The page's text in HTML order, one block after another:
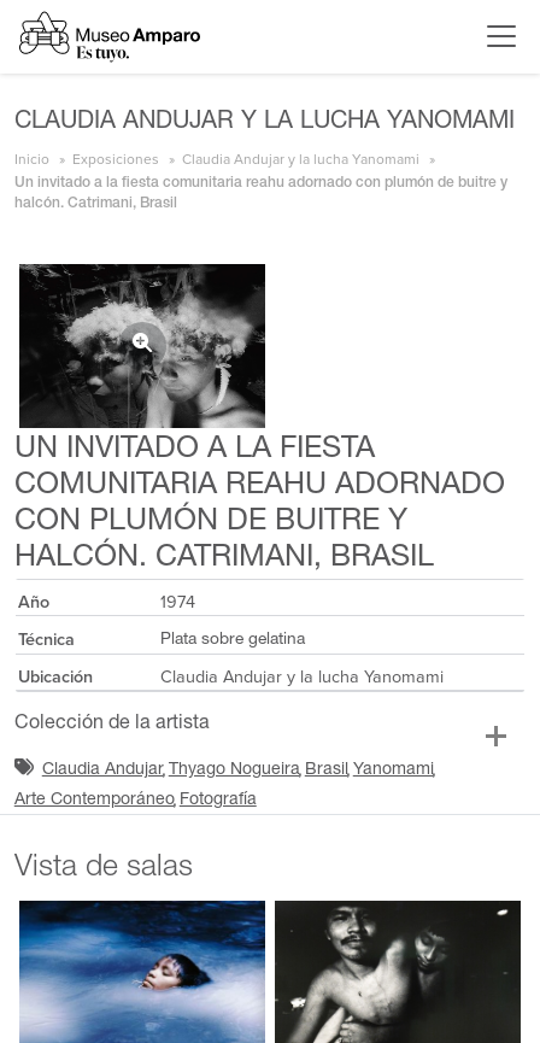
CLAUDIA ANDUJAR Y LA LUCHA YANOMAMI
Inicio Exposiciones Claudia Andujar y la lucha Yanomami
Un invitado a la fiesta comunitaria reahu adornado con plumón de buitre y
halcón. Catrimani, Brasil
UN INVITADO A LA FIESTA
COMUNITARIA REAHU ADORNADO
CON PLUMÓN DE BUITRE Y
HALCÓN. CATRIMANI, BRASIL
Año
1974
Técnica
Plata sobre gelatina
Ubicación Claudia Andujar y la lucha Yanomami
Colección de la artista
Claudia Andujar Thyago Nogueira Brasil Yanomami
Arte Contemporáneo Fotografía
Vista de salas